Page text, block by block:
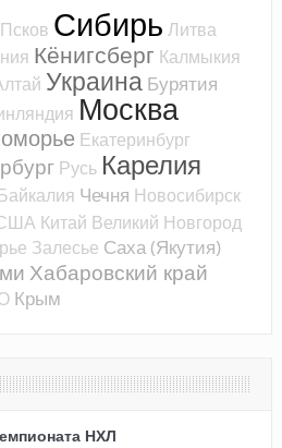
Псков Сибирь Литва
Кёнигсберг Калмыкия
Украина Бурятия
Москва
Екатеринбург
Русь Карелия
Чечня Новосибирск
Китай Великий Новгород
Залесье Саха (Якутия)
Хабаровский край
Крым
НХЛ